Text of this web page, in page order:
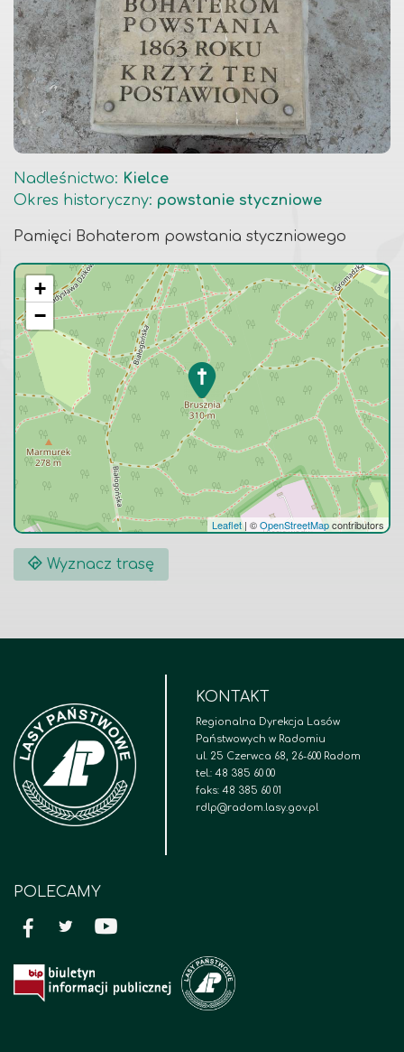
Nadleśnictwo: Kielce
Okres historyczny: powstanie styczniowe
Pamięci Bohaterom powstania styczniowego
+
−
Leaflet | ©OpenStreetMapcontributors
Wyznacz trasę
KONTAKT
Regionalna Dyrekcja Lasów
Państwowych w Radomiu
ul. 25 Czerwca 68, 26-600 Radom
tel.: 48 385 60 00
faks: 48 385 60 01
rdlp@radom.lasy.gov.pl
POLECAMY